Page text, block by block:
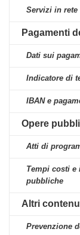
Servizi in rete
Pagamenti
Dati sui
Indicatore di
IBAN e
Opere
Atti di
Tempi costi e
pubbliche
Altri
Prevenzione